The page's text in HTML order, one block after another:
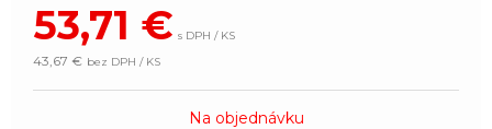
53,71 € s DPH / KS
43,67 € bez DPH / KS
Na objednávku